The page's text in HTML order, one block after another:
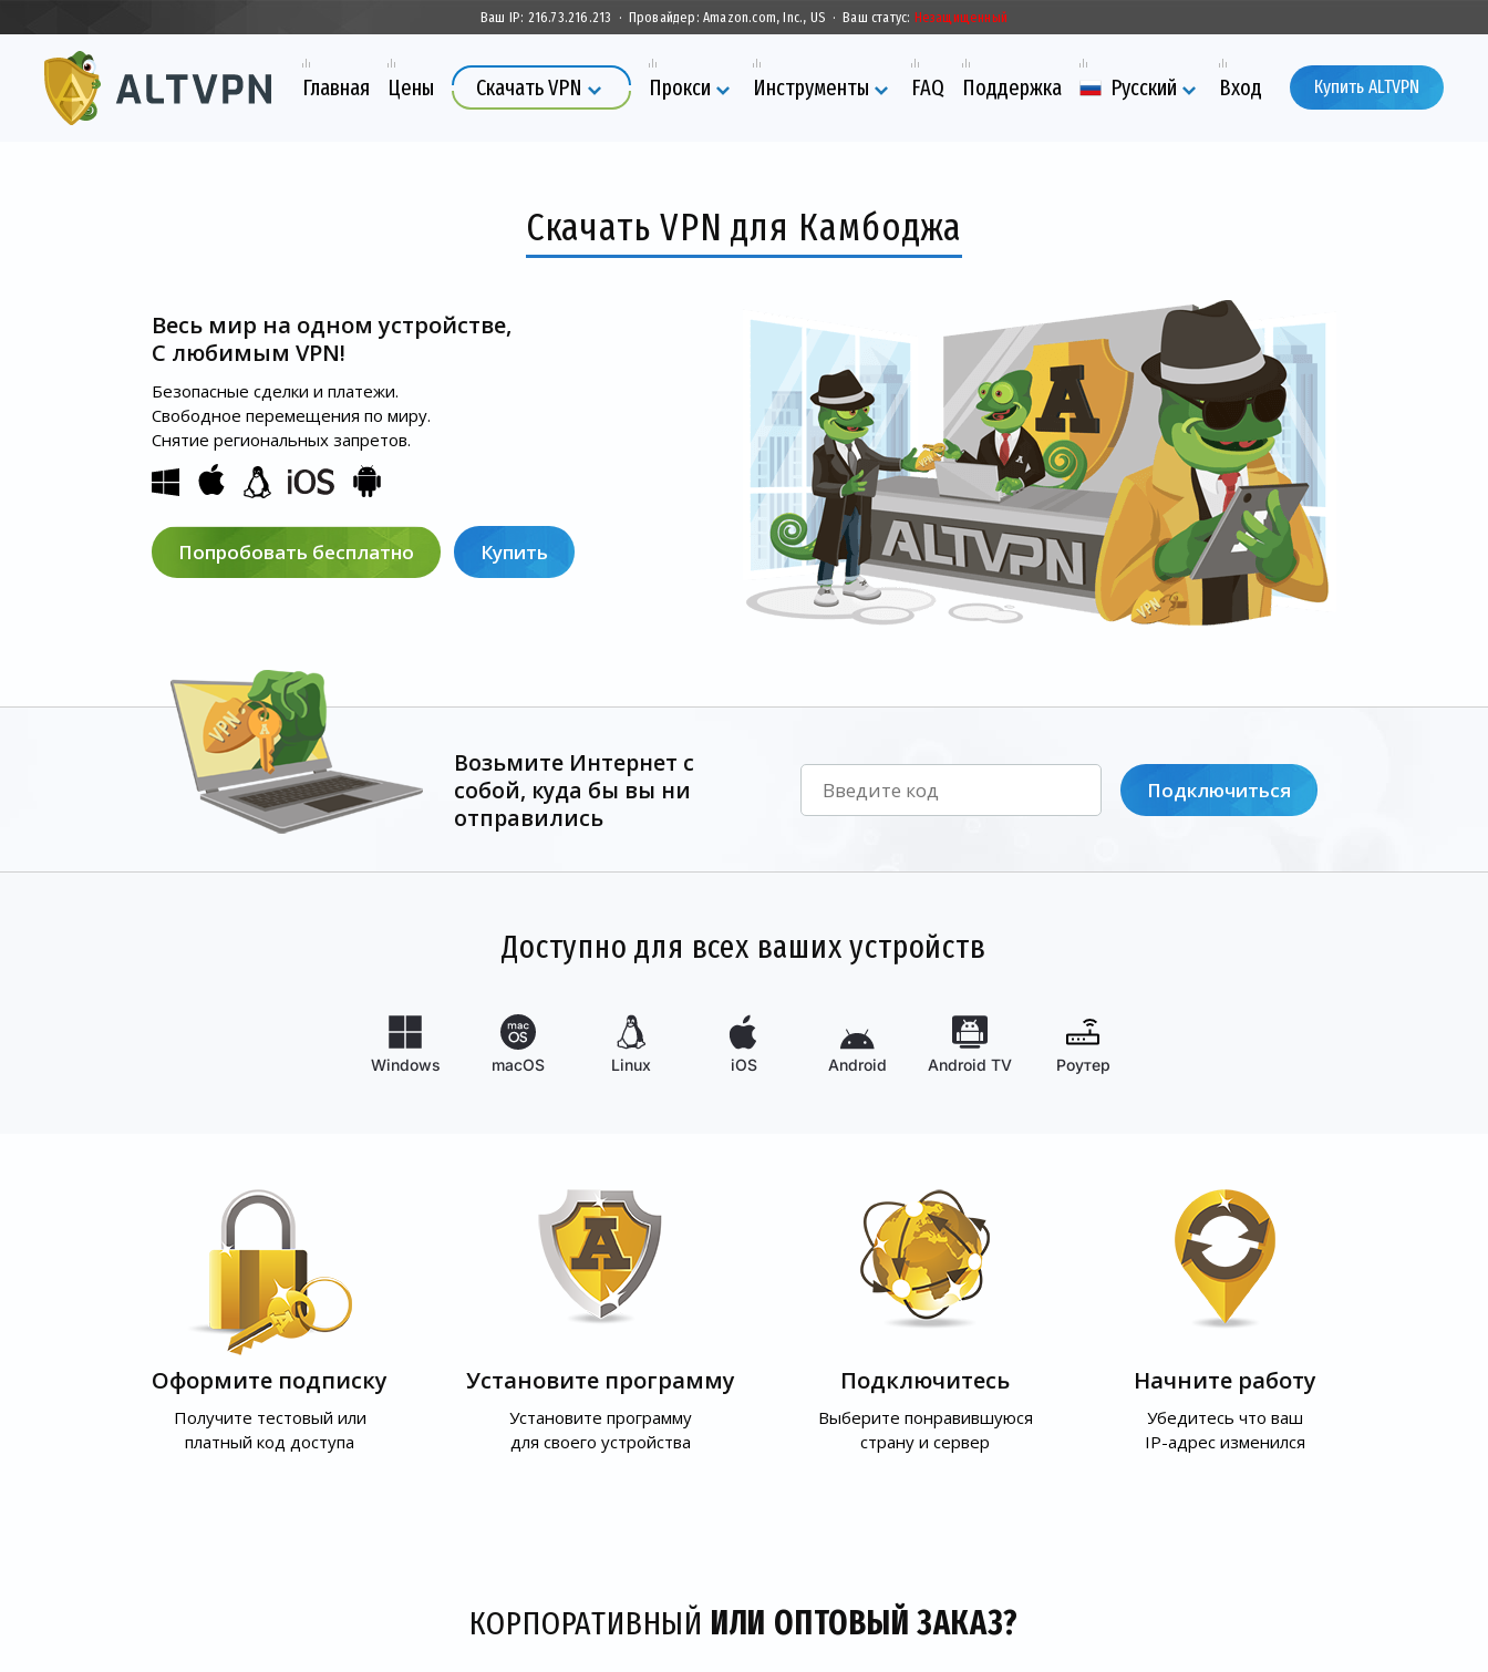
Ваш IP: 216.73.216.213 · Провайдер: Amazon.com, Inc., US · Ваш статус: Незащищенный
Главная Цены Скачать VPN Прокси Инструменты FAQ Поддержка Русский Вход Купить ALTVPN
Скачать VPN для Камбоджа
Весь мир на одном устройстве,
С любимым VPN!
Безопасные сделки и платежи.
Свободное перемещения по миру.
Снятие региональных запретов.
Попробовать бесплатно Купить
Возьмите Интернет с
собой, куда бы вы ни
отправились
Подключиться
Доступно для всех ваших устройств
Windows macOS Linux iOS Android Android TV Роутер
Оформите подписку
Получите тестовый или
платный код доступа
Установите программу
Установите программу
для своего устройства
Подключитесь
Выберите понравившуюся
страну и сервер
Начните работу
Убедитесь что ваш
IP-адрес изменился
КОРПОРАТИВНЫЙ ИЛИ ОПТОВЫЙ ЗАКАЗ?